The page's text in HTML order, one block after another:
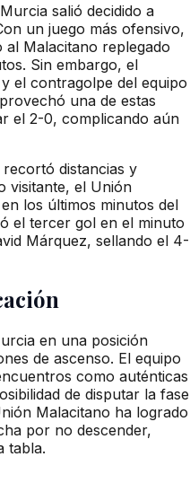
salió decidido a
un juego más ofensivo,
Malacitano replegado
Sin embargo, el
el contragolpe del equipo
una de estas
el 2-0, complicando aún
distancias y
visitante, el Unión
los últimos minutos del
el tercer gol en el minuto
Márquez, sellando el 4-
en una posición
de ascenso. El equipo
como auténticas
de disputar la fase
Malacitano ha logrado
por no descender,
tabla.